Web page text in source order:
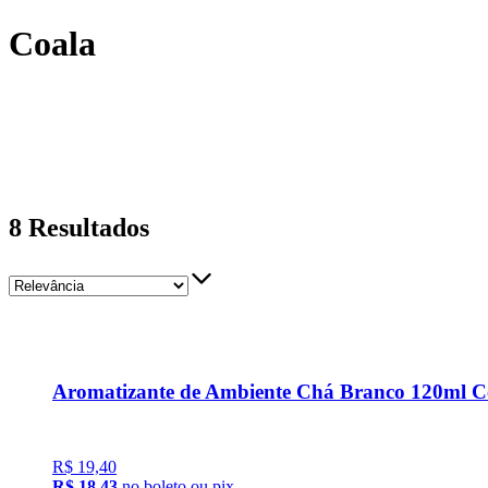
Coala
8 Resultados
Aromatizante de Ambiente Chá Branco 120ml
R$ 19,40